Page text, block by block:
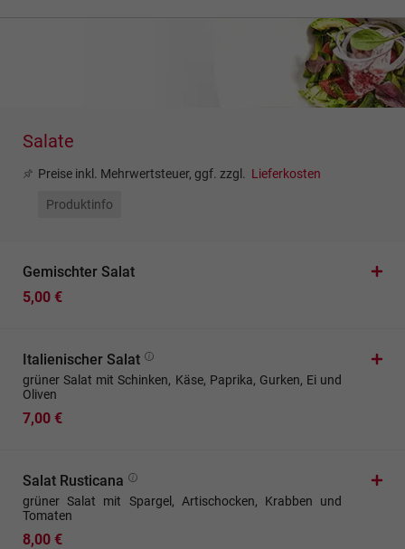
Salate
Preise inkl. Mehrwertsteuer, ggf. zzgl. Lieferkosten
Produktinfo
Gemischter Salat
5,00 €
Italienischer Salat
grüner Salat mit Schinken, Käse, Paprika, Gurken, Ei und
Oliven
7,00 €
Salat Rusticana
grüner Salat mit Spargel, Artischocken, Krabben und
Tomaten
8,00 €